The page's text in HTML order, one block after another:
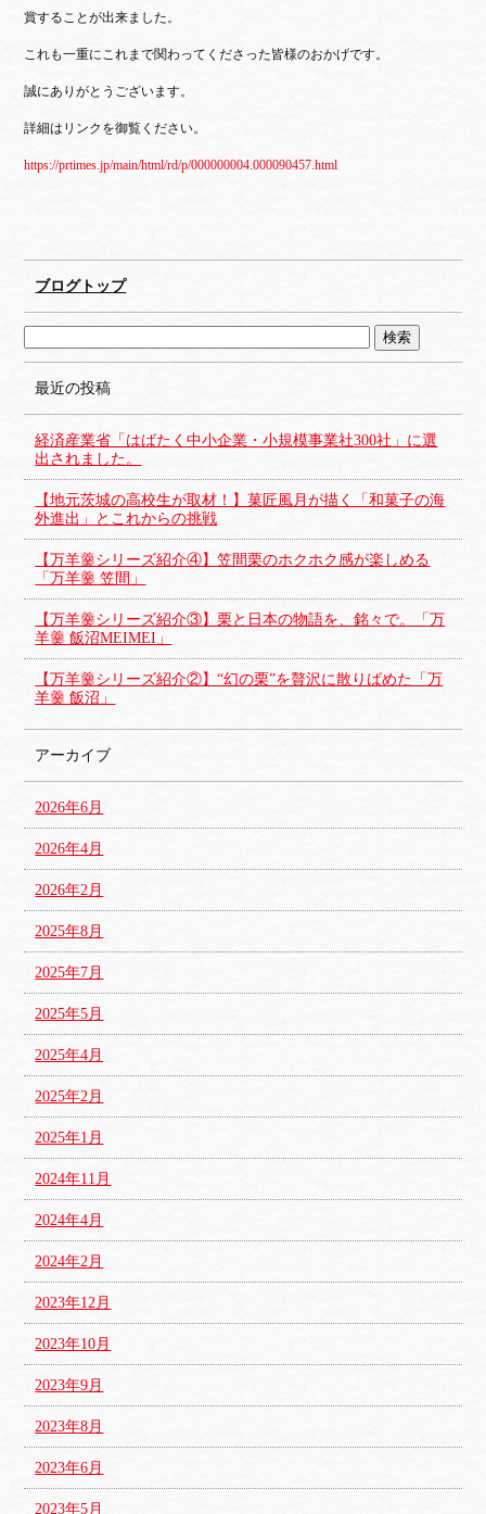
賞することが出来ました。
これも一重にこれまで関わってくださった皆様のおかげです。
誠にありがとうございます。
詳細はリンクを御覧ください。
https://prtimes.jp/main/html/rd/p/000000004.000090457.html
ブログトップ
最近の投稿
経済産業省「はばたく中小企業・小規模事業社300社」に選
出されました。
【地元茨城の高校生が取材！】菓匠風月が描く「和菓子の海
外進出」とこれからの挑戦
【万羊羹シリーズ紹介④】笠間栗のホクホク感が楽しめる
「万羊羹 笠間」
【万羊羹シリーズ紹介③】栗と日本の物語を、銘々で。「万
羊羹 飯沼MEIMEI」
【万羊羹シリーズ紹介②】“幻の栗”を贅沢に散りばめた「万
羊羹 飯沼」
アーカイブ
2026年6月
2026年4月
2026年2月
2025年8月
2025年7月
2025年5月
2025年4月
2025年2月
2025年1月
2024年11月
2024年4月
2024年2月
2023年12月
2023年10月
2023年9月
2023年8月
2023年6月
2023年5月